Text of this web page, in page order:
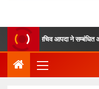
आपदा ने सम्बंधित अधिकारियो को